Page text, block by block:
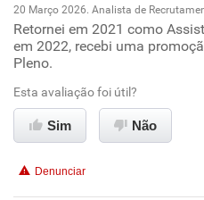
Oportunidade de promoção
Conciliação com a vida familiar
20 Março 2026. Analista de
Retornei em 2021 como
em 2022, recebi uma
Pleno.
Esta avaliação foi útil?
Sim Não
Denunciar